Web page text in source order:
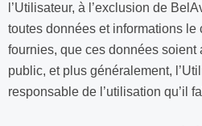
l’Utilisateur, à l’exclusion de
toutes données et informations le
fournies, que ces données soient
public, et plus généralement,
responsable de l’utilisation qu’il